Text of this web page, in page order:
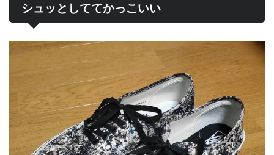
シュッとしててかっこいい